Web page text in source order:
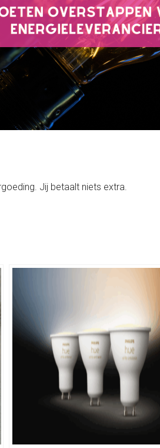
Jij betaalt niets extra.